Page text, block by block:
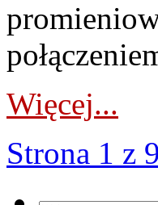
Więcej...
Strona 1 z